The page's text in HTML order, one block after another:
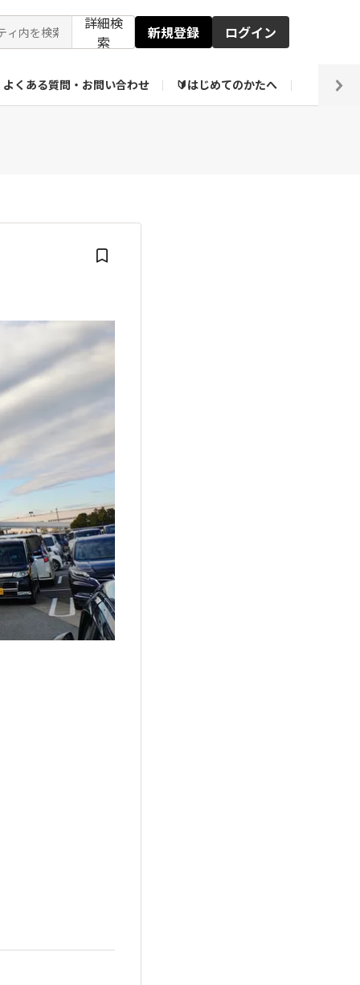
詳細検
索
新規登録 ログイン
よくある質問・お問い合わせ 🔰はじめてのかたへ 編集